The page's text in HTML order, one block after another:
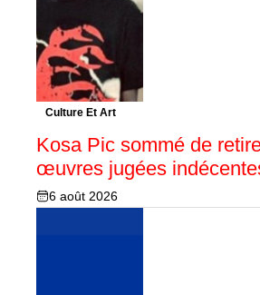
Culture Et Art
Kosa Pic sommé de
œuvres jugées
6 août 2026